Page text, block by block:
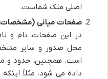
اصلی ملک شماست.
صفحات میانی (مشخصات
در این صفحات، نام و
محل صدور و سایر
است. همچنین، حدود و
داده می شود. مثلاً